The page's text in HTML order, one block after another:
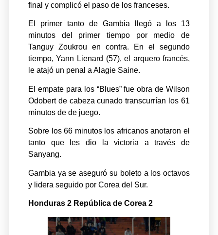
final y complicó el paso de los franceses.
El primer tanto de Gambia llegó a los 13
minutos del primer tiempo por medio de
Tanguy Zoukrou en contra. En el segundo
tiempo, Yann Lienard (57), el arquero francés,
le atajó un penal a Alagie Saine.
El empate para los “Blues” fue obra de Wilson
Odobert de cabeza cunado transcurrían los 61
minutos de de juego.
Sobre los 66 minutos los africanos anotaron el
tanto que les dio la victoria a través de
Sanyang.
Gambia ya se aseguró su boleto a los octavos
y lidera seguido por Corea del Sur.
Honduras 2 República de Corea 2